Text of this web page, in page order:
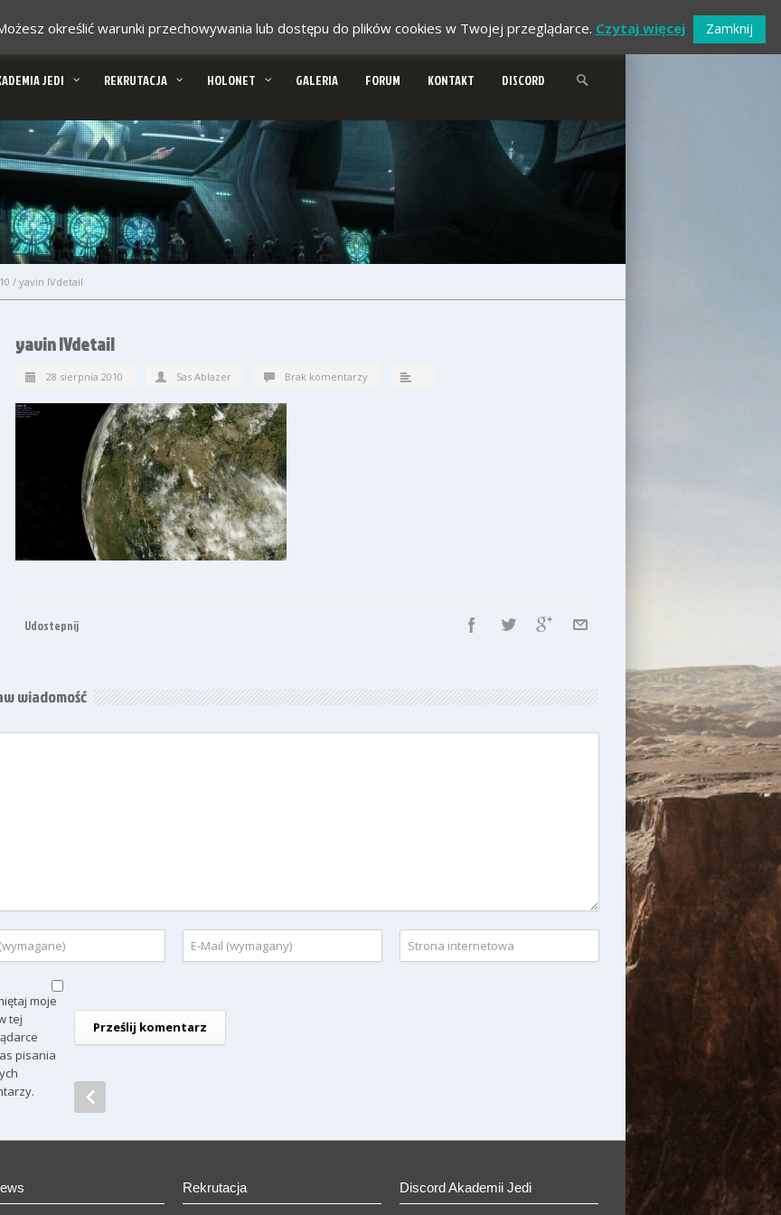
JEDI REKRUTACJA HOLONET GALERIA FORUM KONTAKT DISCORD
/ yavin IVdetail
yavin IVdetail
28 sierpnia 2010 Sas Ablazer Brak komentarzy
Udostepnij
wiadomość
moje
tej
pisania
Rekrutacja Discord Akademii Jedi
określić warunki przechowywania lub dostępu do plików cookies w Twojej przeglądarce. Czytaj więcej Zamknij